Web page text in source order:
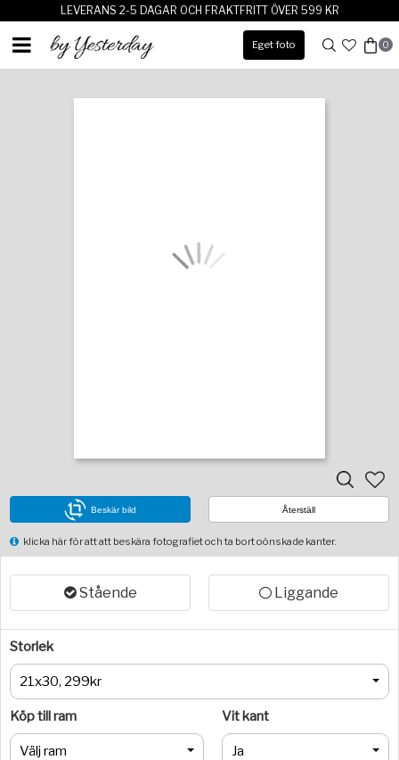
LEVERANS 2-5 DAGAR OCH FRAKTFRITT ÖVER 599 KR
Eget foto 0
Beskär bild Återställ
klicka här för att att beskära fotografiet och ta bort oönskade kanter.
Stående Liggande
Storlek
21x30, 299kr
Köp till ram
Välj ram
Vit kant
Ja